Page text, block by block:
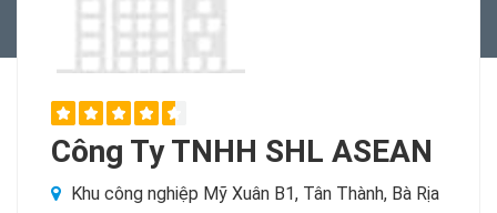
Công Ty TNHH SHL ASEAN
Khu công nghiệp Mỹ Xuân B1, Tân Thành, Bà Rịa